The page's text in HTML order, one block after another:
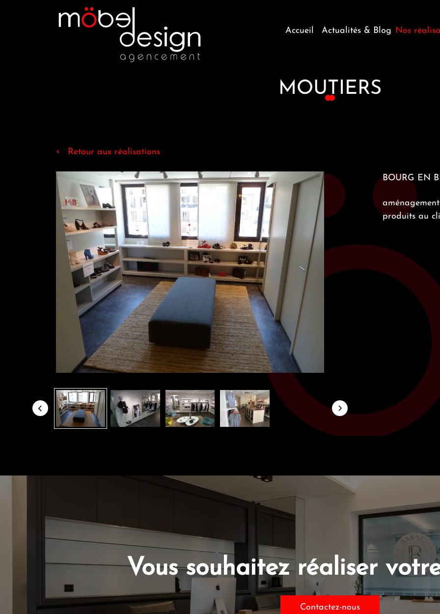
Accueil Actualités & Blog Nos
MOUTIERS
‹ Retour aux réalisations
BOURG EN
produits au
Vous souhaitez réaliser
Contactez-nous